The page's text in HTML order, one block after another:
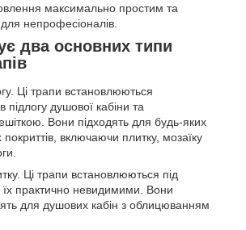
максимально простим та
непрофесіоналів.
два основних типи
Ці трапи встановлюються
підлогу душової кабіни та
Вони підходять для будь-яких
покриттів, включаючи плитку, мозаїку
Ці трапи встановлюються під
їх практично невидимими. Вони
для душових кабін з облицюванням